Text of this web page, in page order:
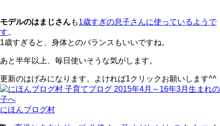
モデルのはまじさんも1歳すぎの息子さんに使っているようで
す。
1歳すぎると、身体とのバランスもいいですね。
あと半年以上、毎日使いそうな気がします。
更新のはげみになります。よければ1クリックお願いします^^
にほんブログ村